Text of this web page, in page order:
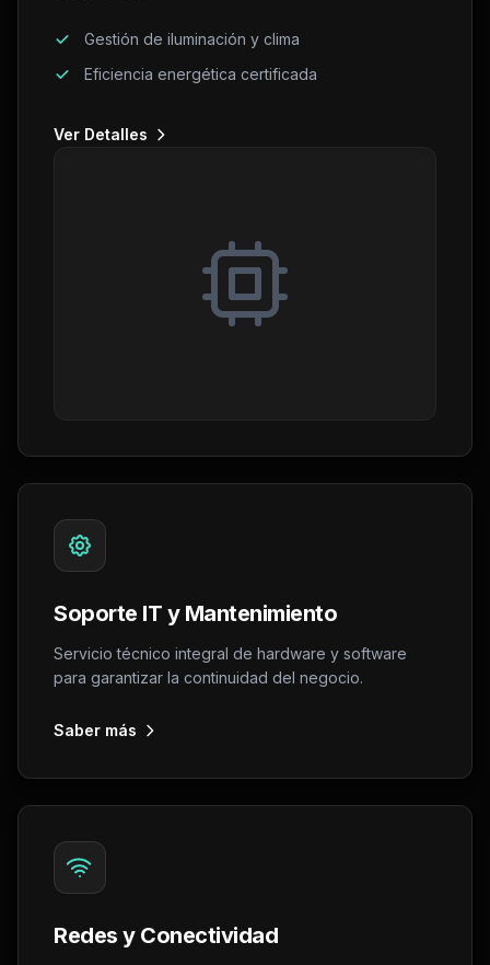
Gestión de iluminación y clima
Eficiencia energética certificada
Ver Detalles
Soporte IT y Mantenimiento
Servicio técnico integral de hardware y software
para garantizar la continuidad del negocio.
Saber más
Redes y Conectividad